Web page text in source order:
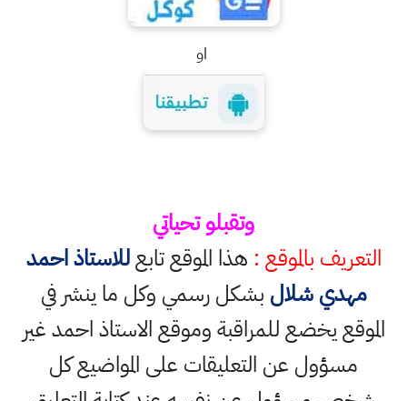
او
وتقبلو تحياتي
التعريف بالموقع : هذا الموقع تابعللاستاذ احمد
مهدي شلال بشكل رسمي وكل ما ينشر في
الموقع يخضع للمراقبة وموقع الاستاذ احمد غير
مسؤول عن التعليقات على المواضيع كل